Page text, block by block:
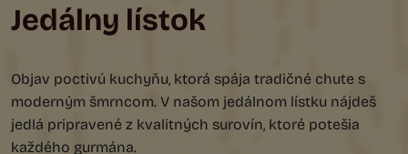
Jedálny lístok
Objav poctivú kuchyňu, ktorá spája tradičné chute s
moderným šmrncom. V našom jedálnom lístku nájdeš
jedlá pripravené z kvalitných surovín, ktoré potešia
každého gurmána.